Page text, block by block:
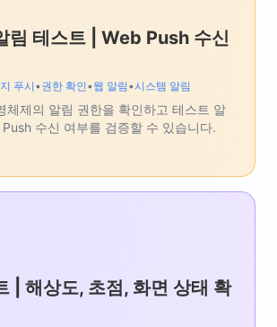
림 테스트 | Web Push 수신
푸시•권한 확인•웹 알림•시스템 알림
체제의 알림 권한을 확인하고 테스트 알
수신 여부를 검증할 수 있습니다.
| 해상도, 초점, 화면 상태 확